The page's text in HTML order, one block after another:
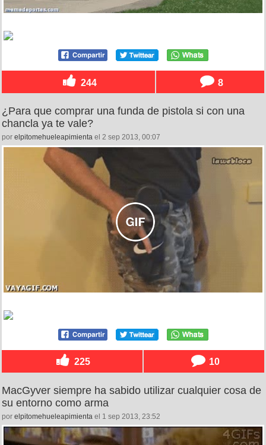
244 8
¿Para que comprar una funda de pistola si con una
chancla ya te vale?
por elpitomehueleapimienta el 2 sep 2013, 00:07
225 10
MacGyver siempre ha sabido utilizar cualquier cosa de
su entorno como arma
por elpitomehueleapimienta el 1 sep 2013, 23:52